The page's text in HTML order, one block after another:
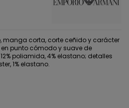
manga corta, corte ceñido y carácter
punto cómodo y suave de
poliamida, 4% elastano; detalles
1% elastano.